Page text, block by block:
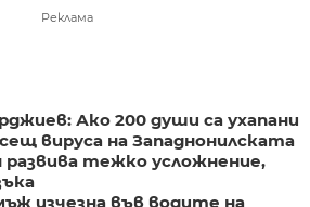
Реклама
Ако 200 души са ухапани
вируса на Западнонилската
развива тежко усложнение,
изчезна във водите на